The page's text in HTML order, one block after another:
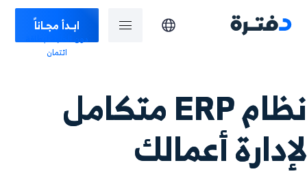
ابـدأ مجـاناً
دون الحاجة لبطاقة
ائتمان
نظام ERP متكامل
لإدارة أعمالك